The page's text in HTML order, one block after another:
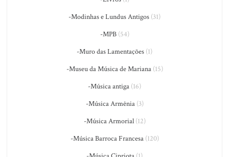
-Modinhas e Lundus Antigos (31)
-MPB(54)
-Muro das Lamentações (1)
-Museu da Música de Mariana(15)
-Música antiga (16)
-Música Armênia(3)
-Música Armorial(12)
-Música Barroca Francesa(120)